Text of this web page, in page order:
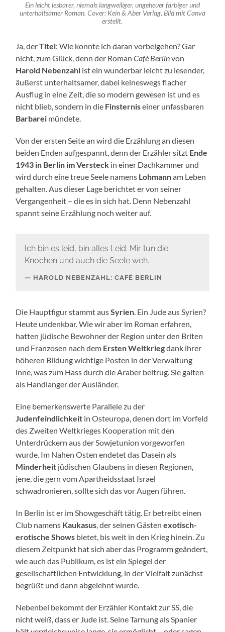
Ein leicht lesbarer, niemals langweiliger, ungeheuer farbiger und
unterhaltsamer Roman. Cover: Kein & Aber Verlag, Bild mit Canva
erstellt.
Ja, derTitel: Wie konnte ich daran vorbeigehen? Gar
nicht, zum Glück, denn der RomanCafé Berlinvon
Harold Nebenzahl ist ein wunderbar leicht zu lesender,
äußerst unterhaltsamer, dabei keineswegs flacher
Ausflug in eine Zeit, die so modern gewesen ist und es
nicht blieb, sondern in die Finsterniseiner unfassbaren
Barbarei mündete.
Von der ersten Seite an wird die Erzählung an diesen
beiden Enden aufgespannt, denn der Erzähler sitzt Ende
1943 in Berlin im Versteck in einer Dachkammer und
wird durch eine treue Seele namens Lohmannam Leben
gehalten. Aus dieser Lage berichtet er von seiner
Vergangenheit – die es in sich hat. Denn Nebenzahl
spannt seine Erzählung noch weiter auf.
Ich bin es leid, bin alles Leid. Mir tun die
Knochen und auch die Seele weh.
HAROLD NEBENZAHL: CAFÉ BERLIN
Die Hauptfigur stammt ausSyrien. Ein Jude aus Syrien?
Heute undenkbar. Wie wir aber im Roman erfahren,
hatten jüdische Bewohner der Region unter den Briten
und Franzosen nach dem Ersten Weltkriegdank ihrer
höheren Bildung wichtige Posten in der Verwaltung
inne, was zum Hass durch die Araber beitrug. Sie galten
als Handlanger der Ausländer.
Eine bemerkenswerte Parallele zu der
Judenfeindlichkeit in Osteuropa, denen dort im Vorfeld
des Zweiten Weltkrieges Kooperation mit den
Unterdrückern aus der Sowjetunion vorgeworfen
wurde. Im Nahen Osten endetet das Dasein als
Minderheit jüdischen Glaubens in diesen Regionen,
jene, die gern vom Apartheidsstaat Israel
schwadronieren, sollte sich das vor Augen führen.
In Berlin ist er im Showgeschäft tätig. Er betreibt einen
Club namens Kaukasus, der seinen Gästenexotisch-
erotische Shows bietet, bis weit in den Krieg hinein. Zu
diesem Zeitpunkt hat sich aber das Programm geändert,
wie auch das Publikum, es ist ein Spiegel der
gesellschaftlichen Entwicklung, in der Vielfalt zunächst
begrüßt und dann abgelehnt wurde.
Nebenbei bekommt der Erzähler Kontakt zur SS, die
nicht weiß, dass er Jude ist. Seine Tarnung als Spanier